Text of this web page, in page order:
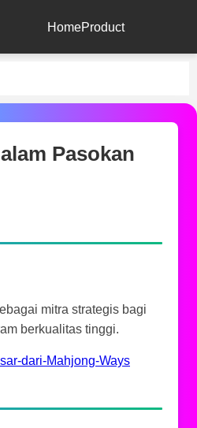
HomeProduct
Pasokan
mitra strategis bagi
berkualitas tinggi.
dari-Mahjong-Ways